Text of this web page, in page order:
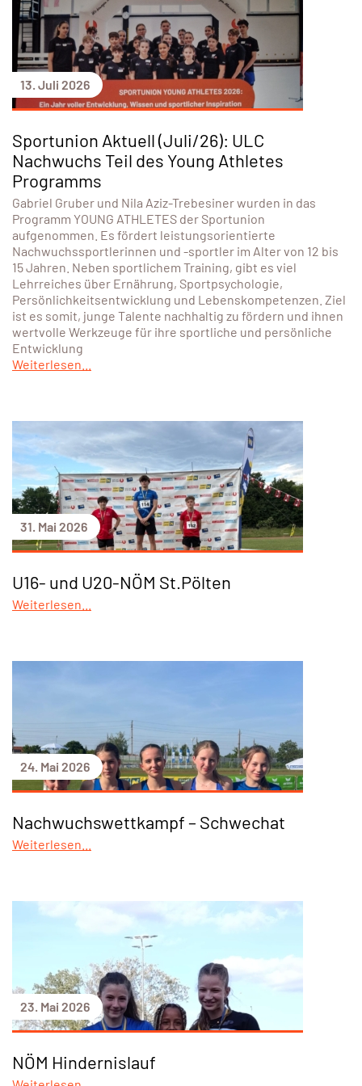
13. Juli 2026
Sportunion Aktuell (Juli/26): ULC
Nachwuchs Teil des Young Athletes
Programms
Gabriel Gruber und Nila Aziz-Trebesiner wurden in das
Programm YOUNG ATHLETES der Sportunion
aufgenommen. Es fördert leistungsorientierte
Nachwuchssportlerinnen und -sportler im Alter von 12 bis
15 Jahren. Neben sportlichem Training, gibt es viel
Lehrreiches über Ernährung, Sportpsychologie,
Persönlichkeitsentwicklung und Lebenskompetenzen. Ziel
ist es somit, junge Talente nachhaltig zu fördern und ihnen
wertvolle Werkzeuge für ihre sportliche und persönliche
Entwicklung
Weiterlesen...
31. Mai 2026
U16- und U20-NÖM St.Pölten
Weiterlesen...
24. Mai 2026
Nachwuchswettkampf – Schwechat
Weiterlesen...
23. Mai 2026
NÖM Hindernislauf